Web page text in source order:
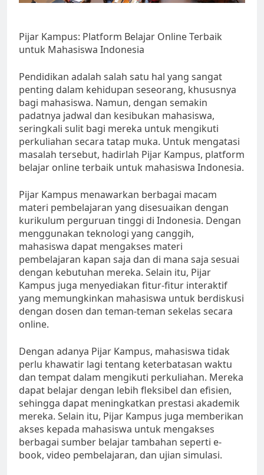
Pijar Kampus: Platform Belajar Online Terbaik
untuk Mahasiswa Indonesia
Pendidikan adalah salah satu hal yang sangat
penting dalam kehidupan seseorang, khususnya
bagi mahasiswa. Namun, dengan semakin
padatnya jadwal dan kesibukan mahasiswa,
seringkali sulit bagi mereka untuk mengikuti
perkuliahan secara tatap muka. Untuk mengatasi
masalah tersebut, hadirlah Pijar Kampus, platform
belajar online terbaik untuk mahasiswa Indonesia.
Pijar Kampus menawarkan berbagai macam
materi pembelajaran yang disesuaikan dengan
kurikulum perguruan tinggi di Indonesia. Dengan
menggunakan teknologi yang canggih,
mahasiswa dapat mengakses materi
pembelajaran kapan saja dan di mana saja sesuai
dengan kebutuhan mereka. Selain itu, Pijar
Kampus juga menyediakan fitur-fitur interaktif
yang memungkinkan mahasiswa untuk berdiskusi
dengan dosen dan teman-teman sekelas secara
online.
Dengan adanya Pijar Kampus, mahasiswa tidak
perlu khawatir lagi tentang keterbatasan waktu
dan tempat dalam mengikuti perkuliahan. Mereka
dapat belajar dengan lebih fleksibel dan efisien,
sehingga dapat meningkatkan prestasi akademik
mereka. Selain itu, Pijar Kampus juga memberikan
akses kepada mahasiswa untuk mengakses
berbagai sumber belajar tambahan seperti e-
book, video pembelajaran, dan ujian simulasi.